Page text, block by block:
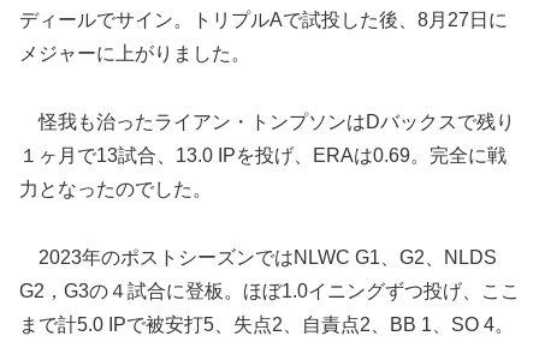
ディールでサイン。トリプルAで試投した後、8月27日に
メジャーに上がりました。
怪我も治ったライアン・トンプソンはDバックスで残り
１ヶ月で13試合、13.0 IPを投げ、ERAは0.69。完全に戦
力となったのでした。
2023年のポストシーズンではNLWC G1、G2、NLDS
G2，G3の４試合に登板。ほぼ1.0イニングずつ投げ、ここ
まで計5.0 IPで被安打5、失点2、自責点2、BB 1、SO 4。